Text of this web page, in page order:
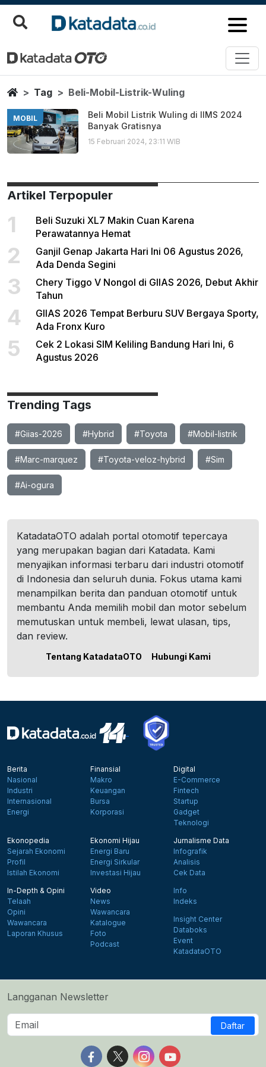
Beli Mobil Listrik Wuling
Berita Terbaru
HomeTag Beli-Mobil-Listrik-Wuling
MOBIL
Beli Mobil Listrik Wuling di IIMS 2024
Banyak Gratisnya
15 Februari 2024, 23:11 WIB
Artikel Terpopuler
1
Beli Suzuki XL7 Makin Cuan Karena
Perawatannya Hemat
2
Ganjil Genap Jakarta Hari Ini 06 Agustus 2026,
Ada Denda Segini
3
Chery Tiggo V Nongol di GIIAS 2026, Debut Akhir
Tahun
4
GIIAS 2026 Tempat Berburu SUV Bergaya Sporty,
Ada Fronx Kuro
5
Cek 2 Lokasi SIM Keliling Bandung Hari Ini, 6
Agustus 2026
Trending Tags
#Giias-2026 #Hybrid #Toyota #Mobil-listrik
#Marc-marquez #Toyota-veloz-hybrid #Sim
#Ai-ogura
KatadataOTO adalah portal otomotif tepercaya
yang merupakan bagian dari Katadata. Kami
menyajikan informasi terbaru dari industri otomotif
di Indonesia dan seluruh dunia. Fokus utama kami
menampilkan berita dan panduan otomotif untuk
membantu Anda memilih mobil dan motor sebelum
memutuskan untuk membeli, lewat ulasan, tips,
dan review.
Tentang KatadataOTO Hubungi Kami
Berita
Nasional
Industri
Internasional
Energi
Finansial
Makro
Keuangan
Bursa
Korporasi
Digital
E-Commerce
Fintech
Startup
Gadget
Teknologi
Ekonopedia
Sejarah Ekonomi
Profil
Istilah Ekonomi
Ekonomi Hijau
Energi Baru
Energi Sirkular
Investasi Hijau
Jurnalisme Data
Infografik
Analisis
Cek Data
In-Depth & Opini
Telaah
Opini
Wawancara
Laporan Khusus
Video
News
Wawancara
Katalogue
Foto
Podcast
Info
Indeks
Insight Center
Databoks
Event
KatadataOTO
Langganan Newsletter
Daftar
Follow us on Facebook
Follow us on X
Follow us on Instagram
Follow us on